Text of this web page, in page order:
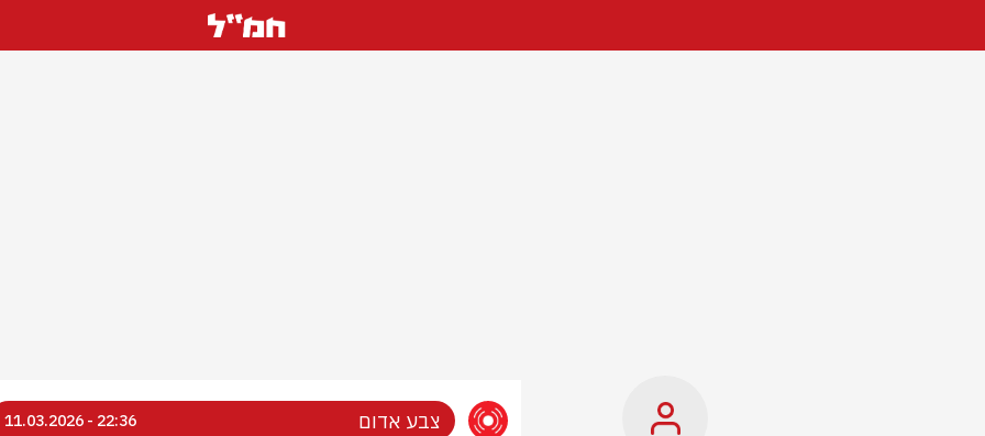
צבע אדום 22:36 - 11.03.2026